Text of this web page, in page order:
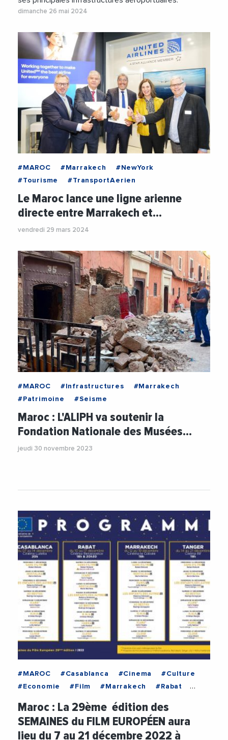
dimanche 26 mai 2024
#MAROC #Marrakech
#NewYork
#Tourisme
#TransportAerien
Le Maroc lance une ligne arienne
directe entre Marrakech et…
vendredi 29 mars 2024
#MAROC #Infrastructures
#Marrakech
#Patrimoine
#Seisme
Maroc : L'ALIPH va soutenir la
Fondation Nationale des Musées…
jeudi 30 novembre 2023
#MAROC #Casablanca #Cinema
#Culture
#Economie
#Film #Marrakech
#Rabat
Maroc : La 29ème édition des
SEMAINES du FILM EUROPÉEN aura
lieu du 7 au 21 décembre 2022 à